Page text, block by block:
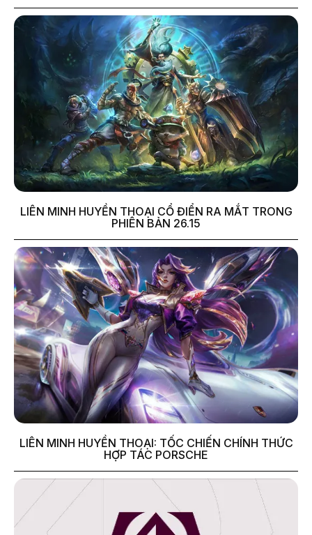
LIÊN MINH HUYỀN THOẠI CỔ ĐIỂN RA MẮT TRONG
PHIÊN BẢN 26.15
LIÊN MINH HUYỀN THOẠI: TỐC CHIẾN CHÍNH THỨC
HỢP TÁC PORSCHE